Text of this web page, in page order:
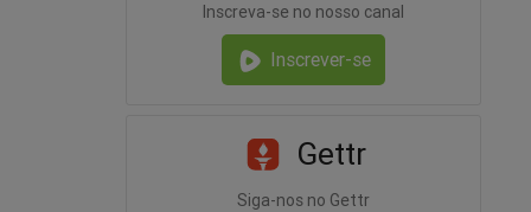
Inscreva-se no nosso canal
Inscrever-se
Gettr
Siga-nos no Gettr